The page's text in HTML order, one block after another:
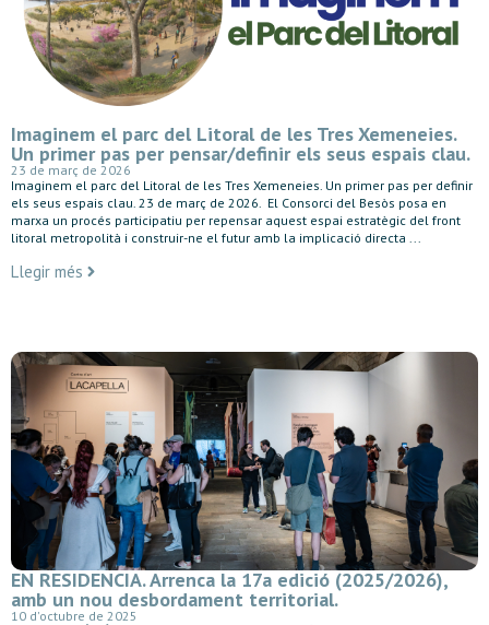
Imaginem el parc del Litoral de les Tres Xemeneies.
Un primer pas per pensar/definir els seus espais clau.
23 de març de 2026
Imaginem el parc del Litoral de les Tres Xemeneies. Un primer pas per definir
els seus espais clau. 23 de març de 2026. El Consorci del Besòs posa en
marxa un procés participatiu per repensar aquest espai estratègic del front
litoral metropolità i construir-ne el futur amb la implicació directa ...
Llegir més
EN RESIDENCIA. Arrenca la 17a edició (2025/2026),
amb un nou desbordament territorial.
10 d'octubre de 2025